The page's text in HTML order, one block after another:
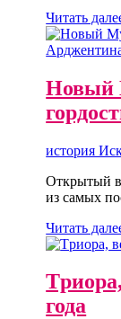
Читать
Новый
история
Открытый в
из самых
Читать
года